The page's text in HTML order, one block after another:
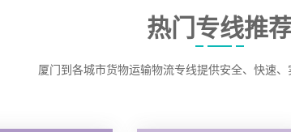
热门专线推
厦门到各城市货物运输物流专线提供安全、快速、